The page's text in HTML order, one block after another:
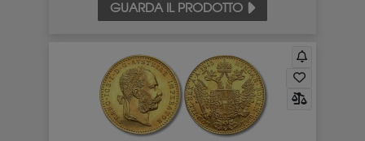
GUARDA IL PRODOTTO